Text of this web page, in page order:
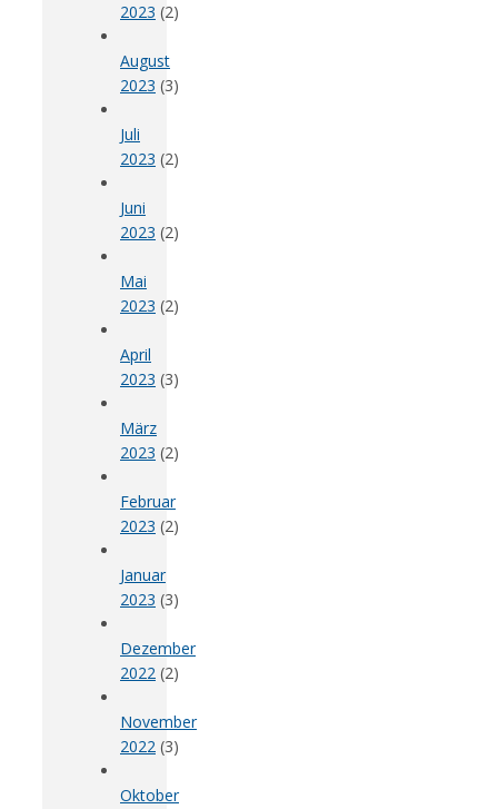
2023 (2)
August
2023 (3)
Juli
2023 (2)
Juni
2023 (2)
Mai
2023 (2)
April
2023 (3)
März
2023 (2)
Februar
2023 (2)
Januar
2023 (3)
Dezember
2022 (2)
November
2022 (3)
Oktober